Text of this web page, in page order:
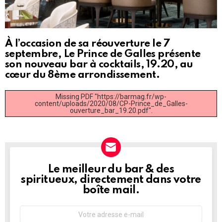
À l’occasion de sa réouverture le 7
septembre, Le Prince de Galles présente
son nouveau bar à cocktails, 19.20, au
cœur du 8ème arrondissement.
Missing PDF "https://barmag.fr/wp-
content/uploads/2020/08/CP-Prince_de_Galles-
ouverture_bar_19.20.pdf".
NEWSLETTER
Le meilleur du bar & des
spiritueux, directement dans votre
boîte mail.